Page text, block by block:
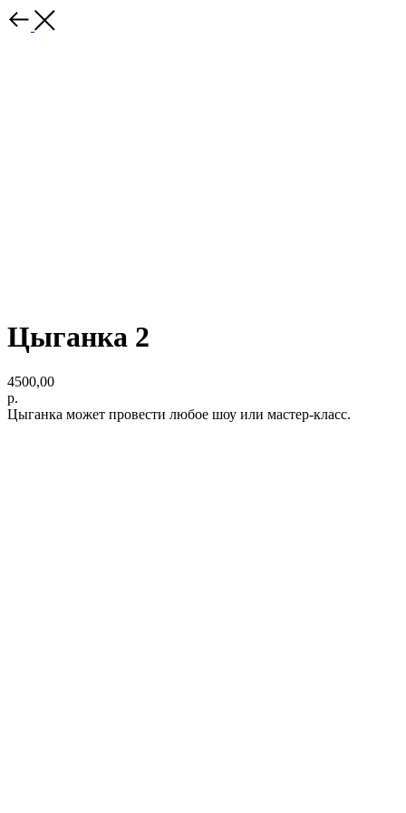
Цыганка 2
4500,00
р.
Цыганка может провести любое шоу или мастер-класс.